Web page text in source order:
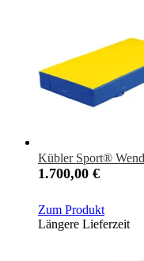
Kübler Sport®
1.700,00 €
Zum Produkt
Längere Lieferzeit